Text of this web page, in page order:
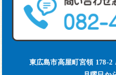
東広島市高屋町宮領 178-